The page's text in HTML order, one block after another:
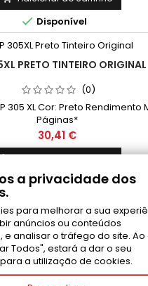
 Disponível
PRETO TINTEIRO ORIGINAL
(0)
305 XL Cor: Preto Rendimento
Páginas*
Preço
30,41 €
Adicionar ao carrinho
Últimos artigos em stock
1 2 Próximo
VOLTAR
a privacidade dos
para melhorar a sua
anúncios ou conteúdos
e analisar o tráfego do site.
Todos", estará a dar o seu
a utilização de cookies.